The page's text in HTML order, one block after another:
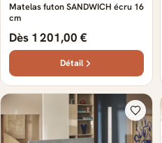
Matelas futon SANDWICH écru 16
cm
Dès 1 201,00 €
Détail